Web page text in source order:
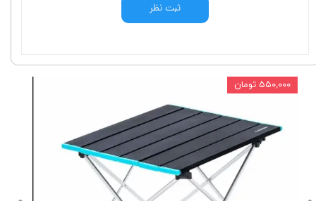
ثبت نظر
۵۵۰,۰۰۰ تومان